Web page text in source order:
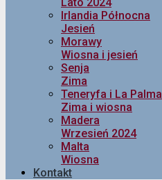
Irlandia Północna
Jesień
Morawy
Wiosna i jesień
Senja
Zima
Teneryfa i La Palma
Zima i wiosna
Madera
Wrzesień 2024
Malta
Wiosna
Kontakt